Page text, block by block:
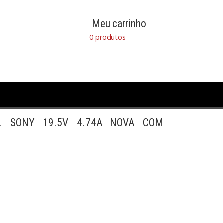
Meu carrinho
0 produtos
e USB Calculadoras Camera Digital
SONY 19.5V 4.74A NOVA COM